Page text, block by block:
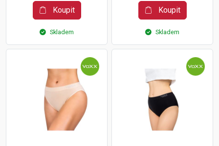
Koupit
Skladem
Koupit
Skladem